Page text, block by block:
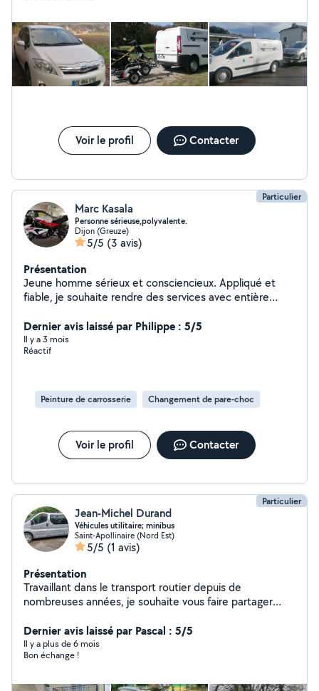
Voir le profil Contacter
Particulier
Marc Kasala
Personne sérieuse,polyvalente.
Dijon (Greuze)
5/5 (3 avis)
Présentation
Jeune homme sérieux et consciencieux. Appliqué et
fiable, je souhaite rendre des services avec entière
Dernier avis laissé par Philippe : 5/5
Il y a 3 mois
Réactif
Peinture de carrosserie Changement de pare-choc
Voir le profil Contacter
Particulier
Jean-Michel Durand
Véhicules utilitaire; minibus
Saint-Apollinaire (Nord Est)
5/5 (1 avis)
Présentation
Travaillant dans le transport routier depuis de
nombreuses années, je souhaite vous faire partager
location de mes neufs véhicules allant de la simple
voiture ainsi que l'utilitaire et le minibus. Mes objectifs
sont que vous puissiez être véhiculé en toute sécurité
nous souhaitons vous apporter le meilleur rapport
Dernier avis laissé par Pascal : 5/5
Il y a plus de 6 mois
Bon échange !